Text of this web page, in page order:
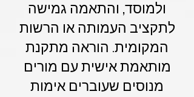
ולמוסד, והתאמה גמישה
לתקציב העמותה או הרשות
המקומית. הוראה מתקנת
מותאמת אישית עם מורים
מנוסים שעוברים אימות